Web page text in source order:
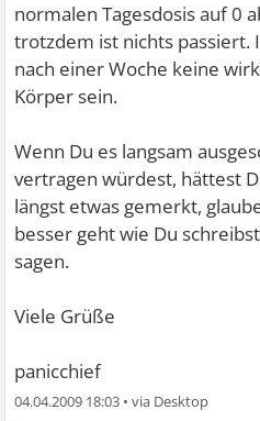
normalen Tagesdosis auf 0
trotzdem ist nichts passiert.
nach einer Woche keine
Körper sein.
Wenn Du es langsam
vertragen würdest, hättest
längst etwas gemerkt,
besser geht wie Du
sagen.
Viele Grüße
panicchief
04.04.2009 18:03 •